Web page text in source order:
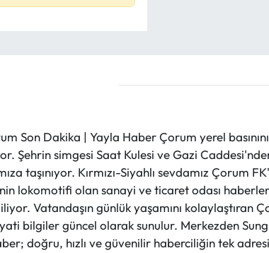
Son Dakika | Yayla Haber Çorum yerel
Şehrin simgesi Saat Kulesi ve Gazi
taşınıyor. Kırmızı-Siyahlı sevdamız Çorum
lokomotifi olan sanayi ve ticaret odası
Vatandaşın günlük yaşamını kolaylaştıran
bilgiler güncel olarak sunulur. Merkezden
doğru, hızlı ve güvenilir haberciliğin tek